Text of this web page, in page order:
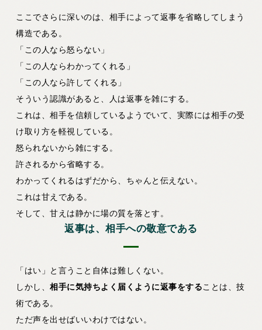
ここでさらに深いのは、相手によって返事を省略してしまう
構造である。
「この人なら怒らない」
「この人ならわかってくれる」
「この人なら許してくれる」
そういう認識があると、人は返事を雑にする。
これは、相手を信頼しているようでいて、実際には相手の受
け取り方を軽視している。
怒られないから雑にする。
許されるから省略する。
わかってくれるはずだから、ちゃんと伝えない。
これは甘えである。
そして、甘えは静かに場の質を落とす。
返事は、相手への敬意である
「はい」と言うこと自体は難しくない。
しかし、相手に気持ちよく届くように返事をすることは、技
術である。
ただ声を出せばいいわけではない。